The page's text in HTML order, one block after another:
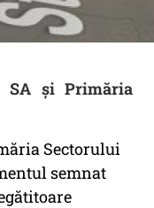
SA și Primăria
Sectorului
semnat